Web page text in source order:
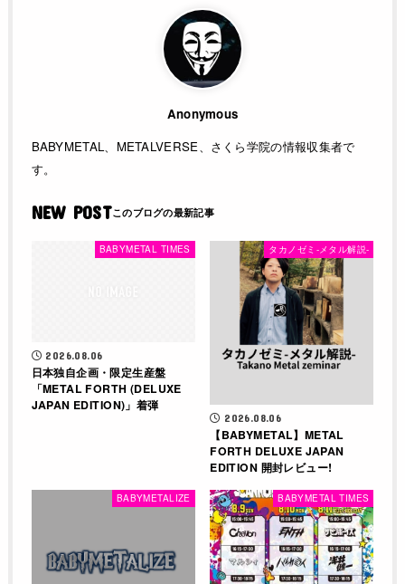
Anonymous
BABYMETAL、METALVERSE、さくら学院の情報収集者で
す。
NEW POST
BABYMETAL TIMES
2026.08.06
日本独自企画・限定生産盤
「METAL FORTH (DELUXE
JAPAN EDITION)」着弾
タカノゼミ-メタル解説-
2026.08.06
【BABYMETAL】METAL
FORTH DELUXE JAPAN
EDITION 開封レビュー!
BABYMETALIZE BABYMETAL TIMES